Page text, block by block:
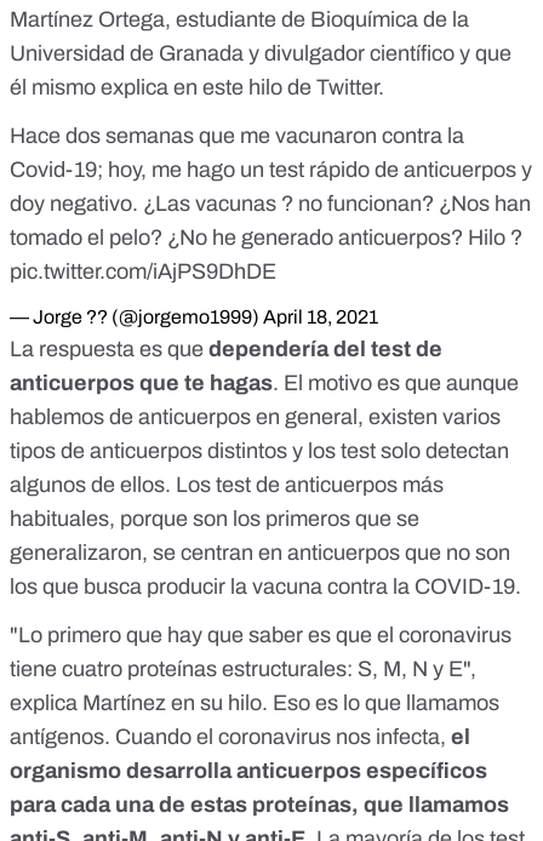
Martínez Ortega, estudiante de Bioquímica de la
Universidad de Granada y divulgador científico y que
él mismo explica en este hilo de Twitter.
Hace dos semanas que me vacunaron contra la
Covid-19; hoy, me hago un test rápido de anticuerpos y
doy negativo. ¿Las vacunas ? no funcionan? ¿Nos han
tomado el pelo? ¿No he generado anticuerpos? Hilo ?
pic.twitter.com/iAjPS9DhDE
— Jorge ?? (@jorgemo1999) April 18, 2021
La respuesta es que dependería del test de
anticuerpos que te hagas. El motivo es que aunque
hablemos de anticuerpos en general, existen varios
tipos de anticuerpos distintos y los test solo detectan
algunos de ellos. Los test de anticuerpos más
habituales, porque son los primeros que se
generalizaron, se centran en anticuerpos que no son
los que busca producir la vacuna contra la COVID-19.
"Lo primero que hay que saber es que el coronavirus
tiene cuatro proteínas estructurales: S, M, N y E",
explica Martínez en su hilo. Eso es lo que llamamos
antígenos. Cuando el coronavirus nos infecta, el
organismo desarrolla anticuerpos específicos
para cada una de estas proteínas, que llamamos